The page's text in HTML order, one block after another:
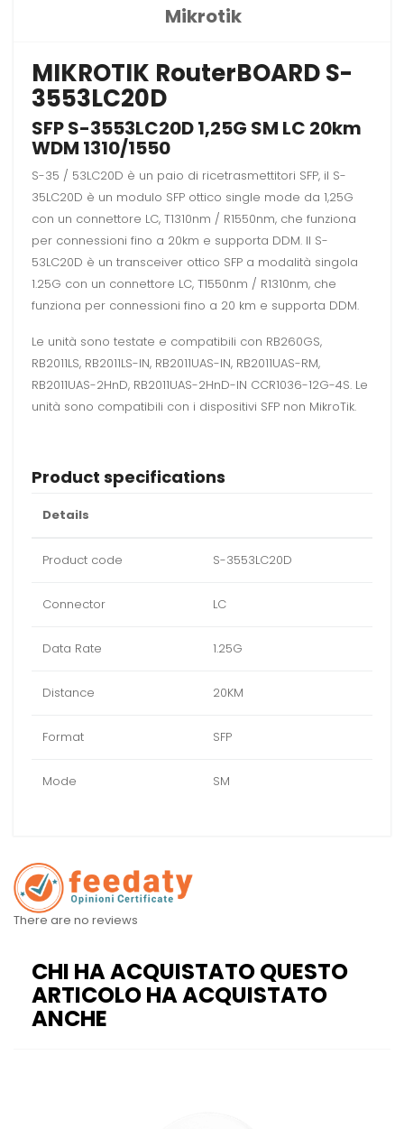
Mikrotik
MIKROTIK RouterBOARD S-
3553LC20D
SFP S-3553LC20D 1,25G SM LC 20km
WDM 1310/1550
S-35 / 53LC20D è un paio di ricetrasmettitori SFP, il S-
35LC20D è un modulo SFP ottico single mode da 1,25G
con un connettore LC, T1310nm / R1550nm, che funziona
per connessioni fino a 20km e supporta DDM. Il S-
53LC20D è un transceiver ottico SFP a modalità singola
1.25G con un connettore LC, T1550nm / R1310nm, che
funziona per connessioni fino a 20 km e supporta DDM.
Le unità sono testate e compatibili con RB260GS,
RB2011LS, RB2011LS-IN, RB2011UAS-IN, RB2011UAS-RM,
RB2011UAS-2HnD, RB2011UAS-2HnD-IN CCR1036-12G-4S. Le
unità sono compatibili con i dispositivi SFP non MikroTik.
Product specifications
Details
Product code S-3553LC20D
Connector LC
Data Rate 1.25G
Distance 20KM
Format SFP
Mode SM
There are no reviews
CHI HA ACQUISTATO QUESTO
ARTICOLO HA ACQUISTATO
ANCHE